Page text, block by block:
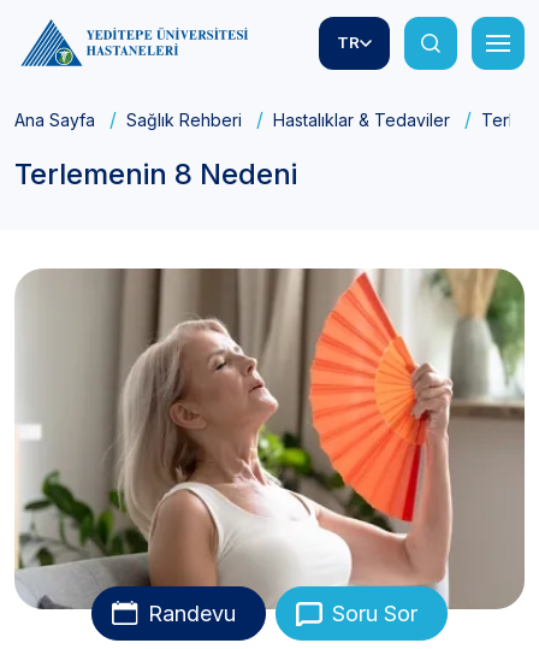
TR
Ana Sayfa Sağlık Rehberi Hastalıklar & Tedaviler
Terlemenin 8 Nedeni
Randevu Soru Sor